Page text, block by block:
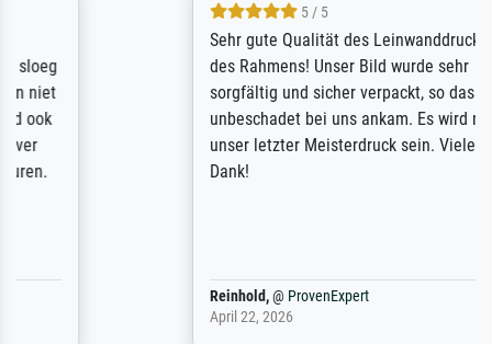
Sehr gute Qualität des Leinwanddrucks und
des Rahmens! Unser Bild wurde sehr
sorgfältig und sicher verpackt, so dass es
unbeschadet bei uns ankam. Es wird nicht
unser letzter Meisterdruck sein. Vielen
ProvenExpert